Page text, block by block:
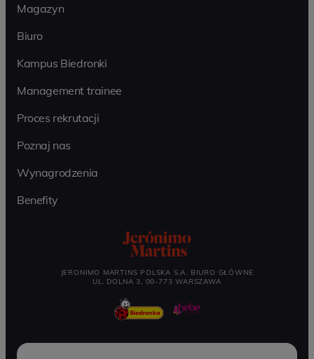
Magazyn
Biuro
Kampus Biedronki
Management trainee
Proces rekrutacji
Poznaj nas
Wynagrodzenia
Benefity
JERONIMO MARTINS POLSKA S.A. BIURO GŁÓWNE
UL. DOLNA 3, 00-773 WARSZAWA